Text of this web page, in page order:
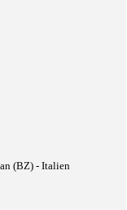
(BZ) - Italien